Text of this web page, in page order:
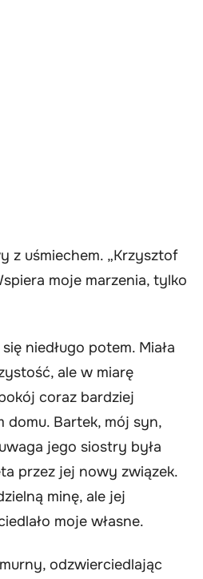
z uśmiechem. „Krzysztof
moje marzenia, tylko
niedługo potem. Miała
ale w miarę
coraz bardziej
domu. Bartek, mój syn,
jego siostry była
przez jej nowy związek.
minę, ale jej
moje własne.
odzwierciedlając